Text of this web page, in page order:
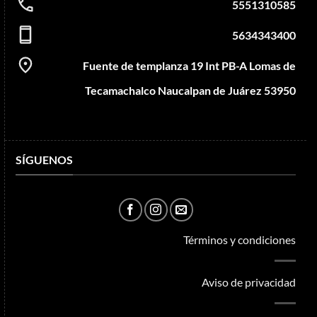
5551310585
5634343400
Fuente de templanza 19 Int PB-A Lomas de
Tecamachalco Naucalpan de Juárez 53950
SÍGUENOS
Términos y condiciones
Aviso de privacidad